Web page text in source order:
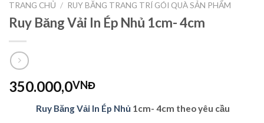
TRANG CHỦ / RUY BĂNG TRANG TRÍ GÓI QUÀ SẢN PHẨM
Ruy Băng Vải In Ép Nhủ 1cm- 4cm
350.000,0VNĐ
Ruy Băng Vải In Ép Nhủ 1cm- 4cm theo yêu cầu